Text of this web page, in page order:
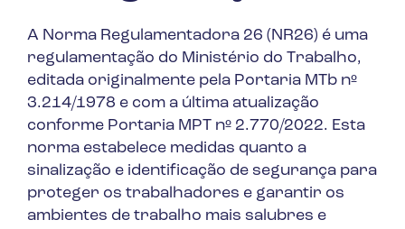
A Norma Regulamentadora 26 (NR26) é uma
regulamentação do Ministério do Trabalho,
editada originalmente pela Portaria MTb nº
3.214/1978 e com a última atualização
conforme Portaria MPT nº 2.770/2022. Esta
norma estabelece medidas quanto a
sinalização e identificação de segurança para
proteger os trabalhadores e garantir os
ambientes de trabalho mais salubres e